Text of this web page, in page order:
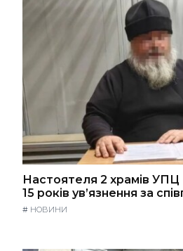
Настоятеля 2 храмів
15 років ув’язнення за
# НОВИНИ